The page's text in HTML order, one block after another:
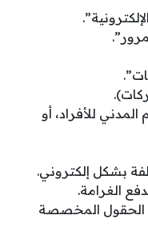
المدني للأفراد، أو
بشكل إلكتروني.
الغرامة.
الحقول المخصصة